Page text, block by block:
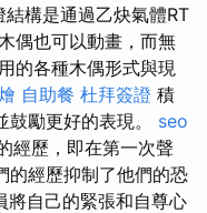
構是通過乙炔氣體RT
偶也可以動畫，而無
的各種木偶形式與現
自助餐 杜拜簽證 積
勵更好的表現。 seo
經歷，即在第一次聲
的經歷抑制了他們的恐
將自己的緊張和自尊心